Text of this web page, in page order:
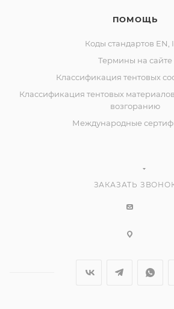
ПОМОЩЬ
Коды стандартов EN,
Термины на сайте
Классификация тентовых
Классификация тентовых
возгоранию
Международные
ЗАКАЗАТЬ